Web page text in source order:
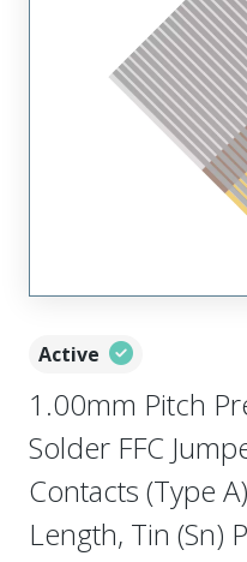
Active
1.00mm Pitch
Solder FFC
Contacts (Type
Length, Tin (Sn)